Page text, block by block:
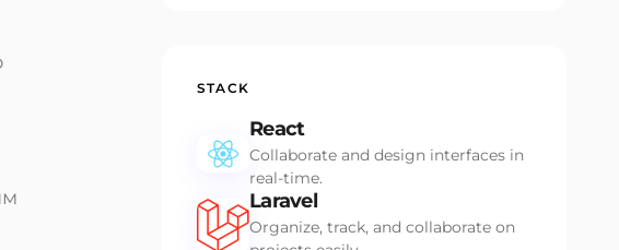
STACK
React
Collaborate and design interfaces in
real-time.
Laravel
Organize, track, and collaborate on